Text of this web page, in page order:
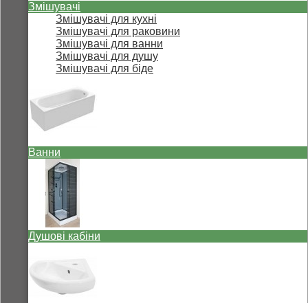
Змішувачі
Змішувачі для кухні
Змішувачі для раковини
Змішувачі для ванни
Змішувачі для душу
Змішувачі для біде
Ванни
Душові кабіни